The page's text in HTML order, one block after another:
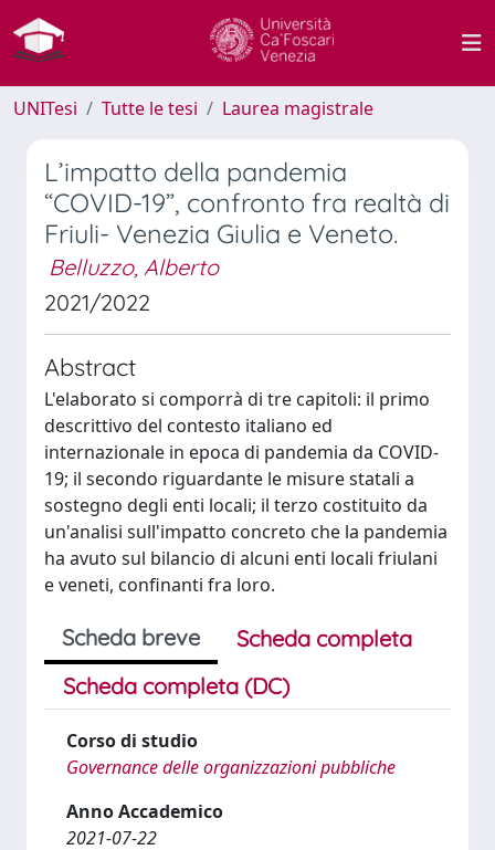
UNITesi Tutte le tesi Laurea magistrale
L’impatto della pandemia
“COVID-19”, confronto fra realtà di
Friuli- Venezia Giulia e Veneto.
Belluzzo, Alberto
2021/2022
Abstract
L'elaborato si comporrà di tre capitoli: il primo
descrittivo del contesto italiano ed
internazionale in epoca di pandemia da COVID-
19; il secondo riguardante le misure statali a
sostegno degli enti locali; il terzo costituito da
un'analisi sull'impatto concreto che la pandemia
ha avuto sul bilancio di alcuni enti locali friulani
e veneti, confinanti fra loro.
Scheda breve
Scheda completa
Scheda completa (DC)
Corso di studio
Governance delle organizzazioni pubbliche
Anno Accademico
2021-07-22